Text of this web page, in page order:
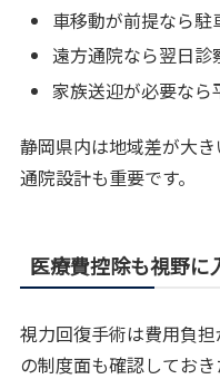
車移動が前提なら
遠方通院なら翌日
家族送迎が必要な
静岡県内は地域差が大
通院設計も重要です。
医療費控除も視野に
視力回復手術は費用負
の制度面も確認しておき